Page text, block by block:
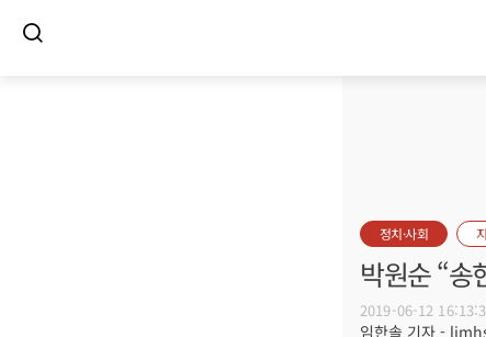
정치·사회
박원순 “송
2019-06-12
임한솔 기자 -